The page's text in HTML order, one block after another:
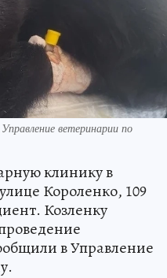
ветеринарии по
клинику в
Короленко, 109
Козленку
в Управление